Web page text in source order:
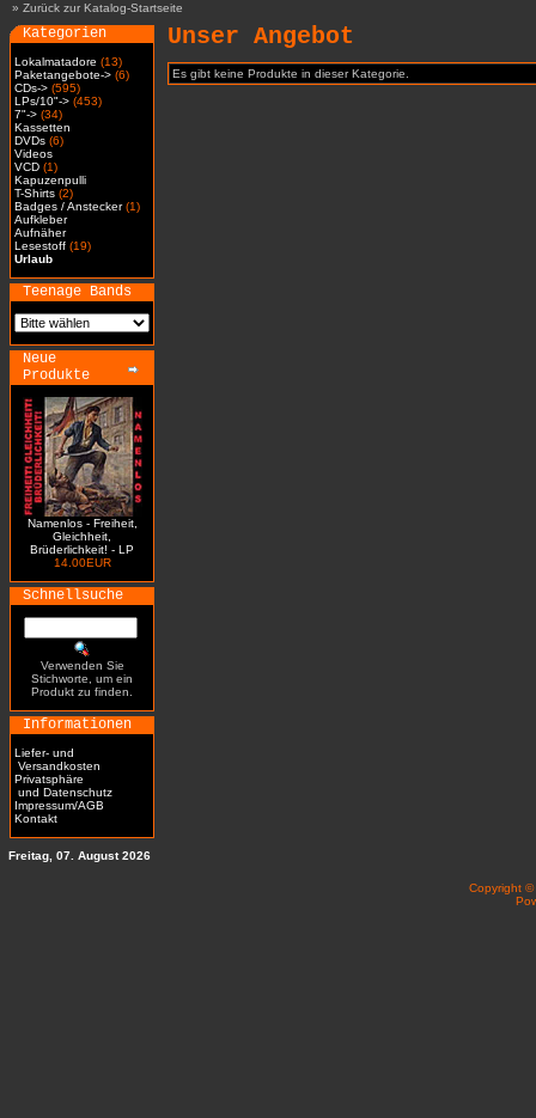
» Zurück zur Katalog-Startseite
Kategorien
Lokalmatadore (13)
Paketangebote-> (6)
CDs-> (595)
LPs/10"-> (453)
7"-> (34)
Kassetten
DVDs (6)
Videos
VCD (1)
Kapuzenpulli
T-Shirts (2)
Badges / Anstecker(1)
Aufkleber
Aufnäher
Lesestoff (19)
Urlaub
Teenage Bands
Neue
Produkte
Namenlos - Freiheit,
Gleichheit,
Brüderlichkeit! - LP
14.00EUR
Schnellsuche
Verwenden Sie
Stichworte, um ein
Produkt zu finden.
Informationen
Liefer- und
Versandkosten
Privatsphäre
und Datenschutz
Impressum/AGB
Kontakt
Unser Angebot
Es gibt keine Produkte in dieser Kategorie.
Freitag, 07. August 2026
Copyright